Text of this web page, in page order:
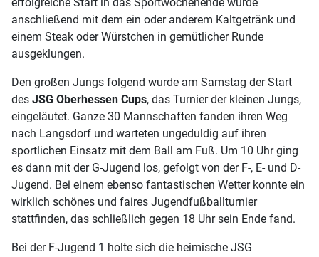
anschließend mit dem ein oder anderem Kaltgetränk und
einem Steak oder Würstchen in gemütlicher Runde
ausgeklungen.
Den großen Jungs folgend wurde am Samstag der Start
des JSG Oberhessen Cups, das Turnier der kleinen Jungs,
eingeläutet. Ganze 30 Mannschaften fanden ihren Weg
nach Langsdorf und warteten ungeduldig auf ihren
sportlichen Einsatz mit dem Ball am Fuß. Um 10 Uhr ging
es dann mit der G-Jugend los, gefolgt von der F-, E- und D-
Jugend. Bei einem ebenso fantastischen Wetter konnte ein
wirklich schönes und faires Jugendfußballturnier
stattfinden, das schließlich gegen 18 Uhr sein Ende fand.
Bei der F-Jugend 1 holte sich die heimische JSG